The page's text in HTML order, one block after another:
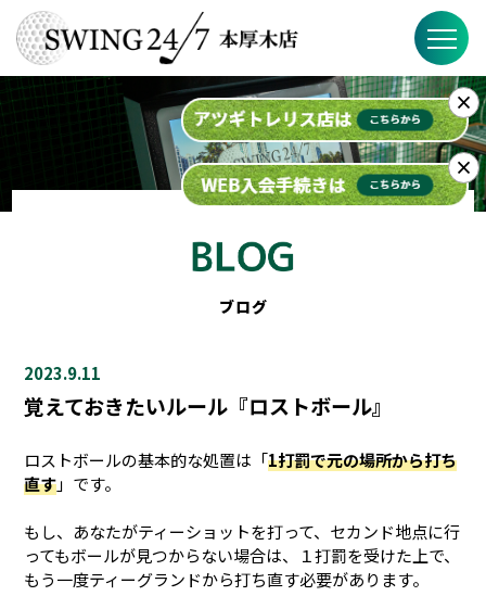
SWING24/7の特徴
料金
スケジュール
ブログ
2023.9.11
覚えておきたいルール『ロストボール』
ロストボールの基本的な処置は「1打罰で元の場所から打ち
直す」です。
もし、あなたがティーショットを打って、セカンド地点に行
ってもボールが見つからない場合は、１打罰を受けた上で、
もう一度ティーグランドから打ち直す必要があります。
×
×